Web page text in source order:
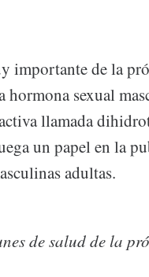
importante de la
hormona sexual
llamada
un papel en la
adultas.
de salud de la